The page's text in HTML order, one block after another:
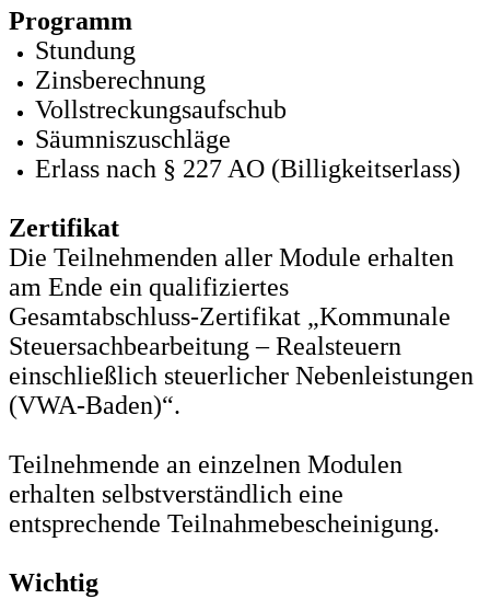
Programm
Stundung
Zinsberechnung
Vollstreckungsaufschub
Säumniszuschläge
Erlass nach § 227 AO (Billigkeitserlass)
Zertifikat
Die Teilnehmenden aller Module erhalten
am Ende ein qualifiziertes
Gesamtabschluss-Zertifikat „Kommunale
Steuersachbearbeitung – Realsteuern
einschließlich steuerlicher Nebenleistungen
(VWA-Baden)“.
Teilnehmende an einzelnen Modulen
erhalten selbstverständlich eine
entsprechende Teilnahmebescheinigung.
Wichtig